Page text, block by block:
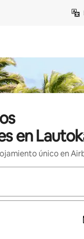
en
único en
estén disponibles,